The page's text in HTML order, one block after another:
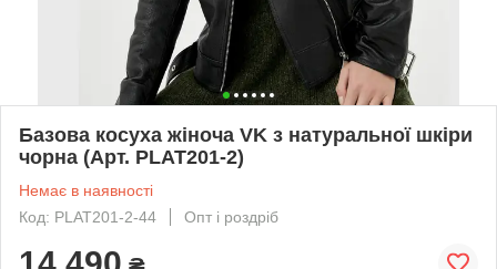
Базова косуха жіноча VK з натуральної шкіри
чорна (Арт. PLAT201-2)
Немає в наявності
Код: PLAT201-2-44
Опт і роздріб